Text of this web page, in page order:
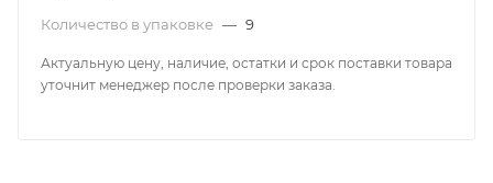
Количество в упаковке — 9
Актуальную цену, наличие, остатки и срок поставки товара
уточнит менеджер после проверки заказа.